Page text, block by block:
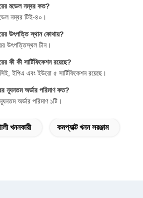
মডেল নম্বর কত?
নম্বর টিই-৪০।
উৎপত্তি স্থান কোথায়?
উৎপত্তিস্থল চীন।
কী কী সার্টিফিকেশন রয়েছে?
ইপিএ এবং ইউরো ৫ সার্টিফিকেশন রয়েছে।
ন্যূনতম অর্ডার পরিমাণ কত?
অর্ডার পরিমাণ ১টি।
খননকারী কমপ্যাক্ট খনন সরঞ্জাম